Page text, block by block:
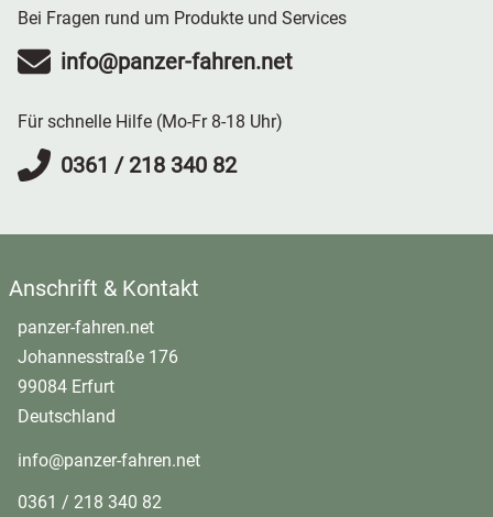
abstimmst.
Zuschauer ausdrücklich willkommen und können das
fotografisch festhalten.
Militärtruck steuern möchten. Durch die Kombination aus
Einweisung, eigener Fahrzeit und der Möglichkeit,
als Geschenk zum Geburtstag, zu Weihnachten oder für
gemeinsame Erlebnisse mit Freunden und Familie in
Gotha und Thüringen.
Bei Fragen rund um Produkte und Services
info@panzer-fahren.net
Für schnelle Hilfe (Mo-Fr 8-18 Uhr)
0361 / 218 340 82
Anschrift & Kontakt
panzer-fahren.net
Johannesstraße 176
99084 Erfurt
Deutschland
info@panzer-fahren.net
0361 / 218 340 82